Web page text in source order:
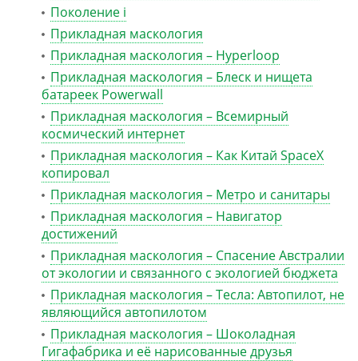
Поколение i
Прикладная маскология
Прикладная маскология – Hyperloop
Прикладная маскология – Блеск и нищета
батареек Powerwall
Прикладная маскология – Всемирный
космический интернет
Прикладная маскология – Как Китай SpaceX
копировал
Прикладная маскология – Метро и санитары
Прикладная маскология – Навигатор
достижений
Прикладная маскология – Спасение Австралии
от экологии и связанного с экологией бюджета
Прикладная маскология – Тесла: Автопилот, не
являющийся автопилотом
Прикладная маскология – Шоколадная
Гигафабрика и её нарисованные друзья